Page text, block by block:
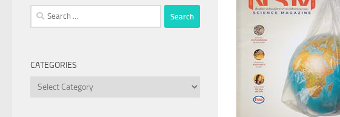
Search
for:
CATEGORIES
Categories